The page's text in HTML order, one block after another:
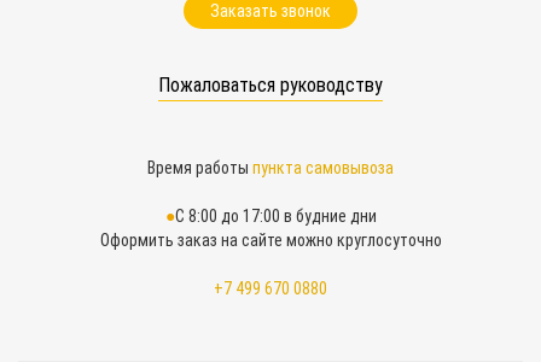
Заказать звонок
Пожаловаться руководству
Время работы пункта самовывоза
С 8:00 до 17:00 в будние дни
Оформить заказ на сайте можно круглосуточно
+7 499 670 0880